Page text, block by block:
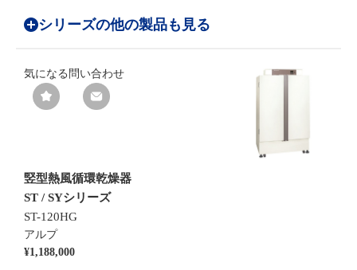
シリーズの他の製品も見る
気になる 問い合わせ
竪型熱風循環乾燥器
ST / SYシリーズ
ST-120HG
アルプ
¥1,188,000